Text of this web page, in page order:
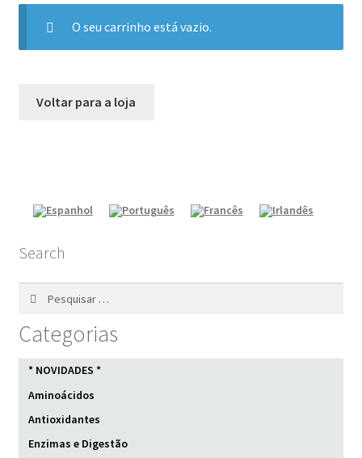
O seu carrinho está vazio.
Voltar para a loja
Search
Categorias
* NOVIDADES *
Aminoácidos
Antioxidantes
Enzimas e Digestão